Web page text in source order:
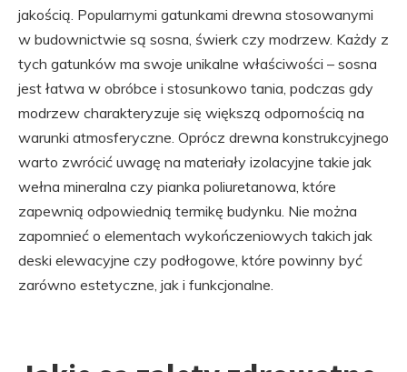
jakością. Popularnymi gatunkami drewna stosowanymi
w budownictwie są sosna, świerk czy modrzew. Każdy z
tych gatunków ma swoje unikalne właściwości – sosna
jest łatwa w obróbce i stosunkowo tania, podczas gdy
modrzew charakteryzuje się większą odpornością na
warunki atmosferyczne. Oprócz drewna konstrukcyjnego
warto zwrócić uwagę na materiały izolacyjne takie jak
wełna mineralna czy pianka poliuretanowa, które
zapewnią odpowiednią termikę budynku. Nie można
zapomnieć o elementach wykończeniowych takich jak
deski elewacyjne czy podłogowe, które powinny być
zarówno estetyczne, jak i funkcjonalne.